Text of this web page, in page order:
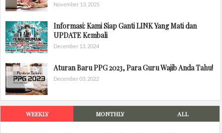
November 13, 2025
Informasi: Kami Siap Ganti LINK Yang Mati dan
UPDATE Kembali
December 13, 2024
Aturan Baru PPG 2023, Para Guru Wajib Anda Tahu!
December 03, 2022
WEEKLY MONTHLY ALL